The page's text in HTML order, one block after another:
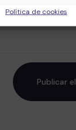
Política de cookies